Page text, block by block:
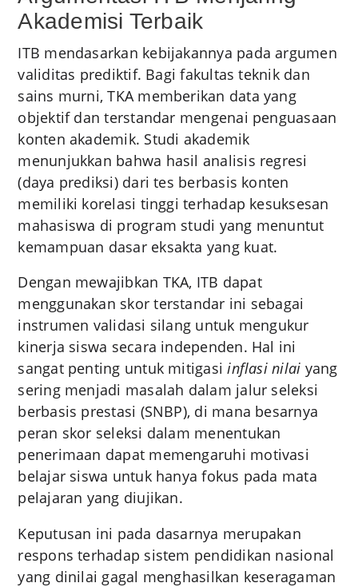
Akademisi Terbaik
ITB mendasarkan kebijakannya pada argumen
validitas prediktif. Bagi fakultas teknik dan
sains murni, TKA memberikan data yang
objektif dan terstandar mengenai penguasaan
konten akademik. Studi akademik
menunjukkan bahwa hasil analisis regresi
(daya prediksi) dari tes berbasis konten
memiliki korelasi tinggi terhadap kesuksesan
mahasiswa di program studi yang menuntut
kemampuan dasar eksakta yang kuat.
Dengan mewajibkan TKA, ITB dapat
menggunakan skor terstandar ini sebagai
instrumen validasi silang untuk mengukur
kinerja siswa secara independen. Hal ini
sangat penting untuk mitigasiinflasi nilai yang
sering menjadi masalah dalam jalur seleksi
berbasis prestasi (SNBP), di mana besarnya
peran skor seleksi dalam menentukan
penerimaan dapat memengaruhi motivasi
belajar siswa untuk hanya fokus pada mata
pelajaran yang diujikan.
Keputusan ini pada dasarnya merupakan
respons terhadap sistem pendidikan nasional
yang dinilai gagal menghasilkan keseragaman